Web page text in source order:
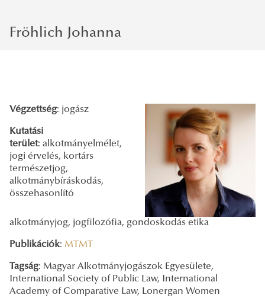
Fröhlich Johanna
Végzettség: jogász
Kutatási
terület: alkotmányelmélet,
jogi érvelés, kortárs
természetjog,
alkotmánybíráskodás,
összehasonlító
alkotmányjog, jogfilozófia, gondoskodás etika
Publikációk: MTMT
Tagság: Magyar Alkotmányjogászok Egyesülete,
International Society of Public Law, International
Academy of Comparative Law, Lonergan Women